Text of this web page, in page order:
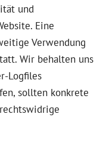
und
Eine
Verwendung
Wir behalten uns
Logfiles
sollten konkrete